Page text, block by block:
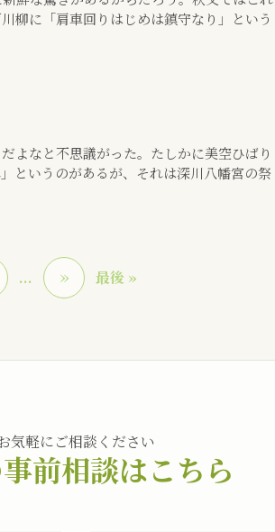
柳に「肩車回りはじめは鎮守なり」という
よなと不思議がった。たしかに美空ひばり
というのがあるが、それは深川八幡宮の祭
... » 最後 »
気軽にご相談ください
前相談はこちら